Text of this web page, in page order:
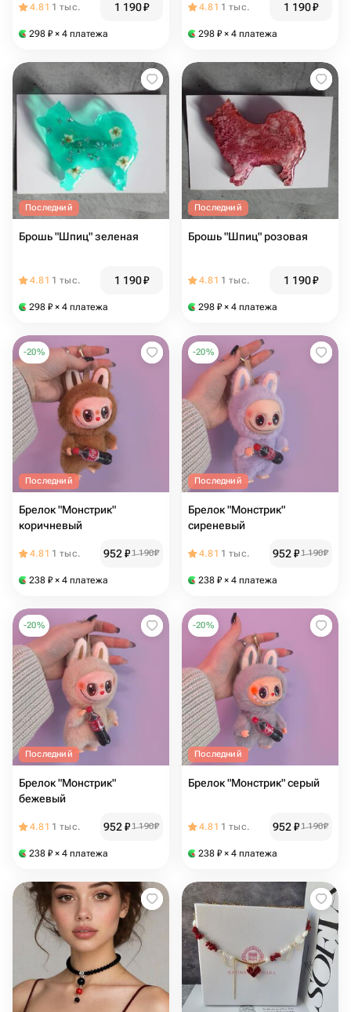
4.81 1 тыс. 1 190₽
298 ₽ × 4 платежа
4.81 1 тыс. 1 190₽
298 ₽ × 4 платежа
Последний
Брошь "Шпиц" зеленая
4.81 1 тыс. 1 190₽
298 ₽ × 4 платежа
Последний
Брошь "Шпиц" розовая
4.81 1 тыс. 1 190₽
298 ₽ × 4 платежа
-20%
Последний
Брелок "Монстрик"
коричневый
4.81 1 тыс. 952₽1 190₽
238 ₽ × 4 платежа
-20%
Последний
Брелок "Монстрик"
сиреневый
4.81 1 тыс. 952₽1 190₽
238 ₽ × 4 платежа
-20%
Последний
Брелок "Монстрик"
бежевый
4.81 1 тыс. 952₽1 190₽
238 ₽ × 4 платежа
-20%
Последний
Брелок "Монстрик" серый
4.81 1 тыс. 952₽1 190₽
238 ₽ × 4 платежа